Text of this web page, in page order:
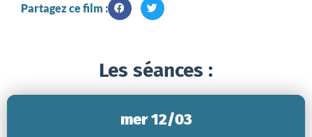
Partagez ce film :
Les séances :
mer 12/03